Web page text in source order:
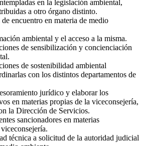
en la legislación ambiental,
a otro órgano distinto.
encuentro en materia de medio
ambiental y el acceso a la misma.
de sensibilización y concienciación
de sostenibilidad ambiental
con los distintos departamentos de
jurídico y elaborar los
en materias propias de la viceconsejería,
la Dirección de Servicios.
sancionadores en materias
técnica a solicitud de la autoridad judicial